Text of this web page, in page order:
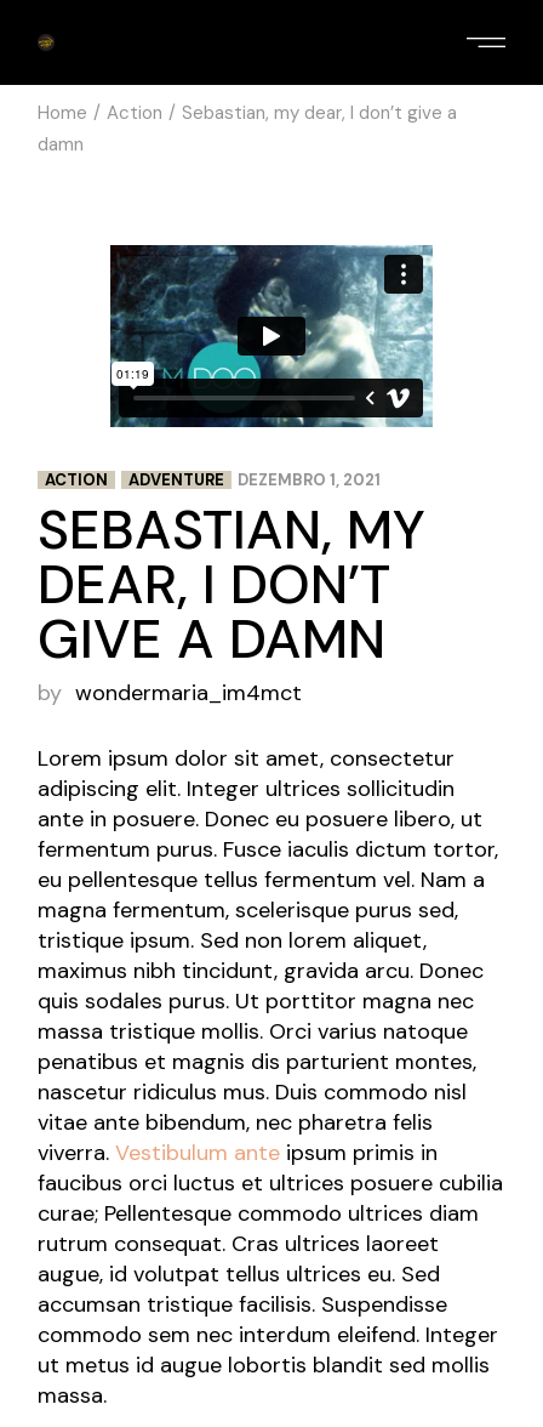
Home Action
Sebastian, my dear, I don’t give a
damn
ACTION ADVENTURE DEZEMBRO 1, 2021
SEBASTIAN, MY
DEAR, I DON’T
GIVE A DAMN
by wondermaria_im4mct
Lorem ipsum dolor sit amet, consectetur
adipiscing elit. Integer ultrices sollicitudin
ante in posuere. Donec eu posuere libero, ut
fermentum purus. Fusce iaculis dictum tortor,
eu pellentesque tellus fermentum vel. Nam a
magna fermentum, scelerisque purus sed,
tristique ipsum. Sed non lorem aliquet,
maximus nibh tincidunt, gravida arcu. Donec
quis sodales purus. Ut porttitor magna nec
massa tristique mollis. Orci varius natoque
penatibus et magnis dis parturient montes,
nascetur ridiculus mus. Duis commodo nisl
vitae ante bibendum, nec pharetra felis
viverra.Vestibulum ante ipsum primis in
faucibus orci luctus et ultrices posuere cubilia
curae; Pellentesque commodo ultrices diam
rutrum consequat. Cras ultrices laoreet
augue, id volutpat tellus ultrices eu. Sed
accumsan tristique facilisis. Suspendisse
commodo sem nec interdum eleifend. Integer
ut metus id augue lobortis blandit sed mollis
massa.